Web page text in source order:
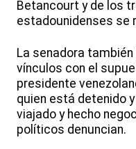
Betancourt y de los
estadounidenses se
La senadora
vínculos con el
presidente
quien está detenido
viajado y hecho
políticos denuncian.